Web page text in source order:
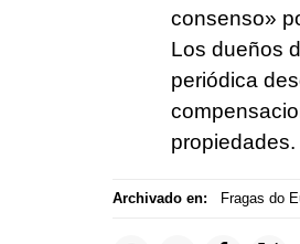
consenso»
Los dueños
periódica
propiedades.
Archivado en: Fragas do